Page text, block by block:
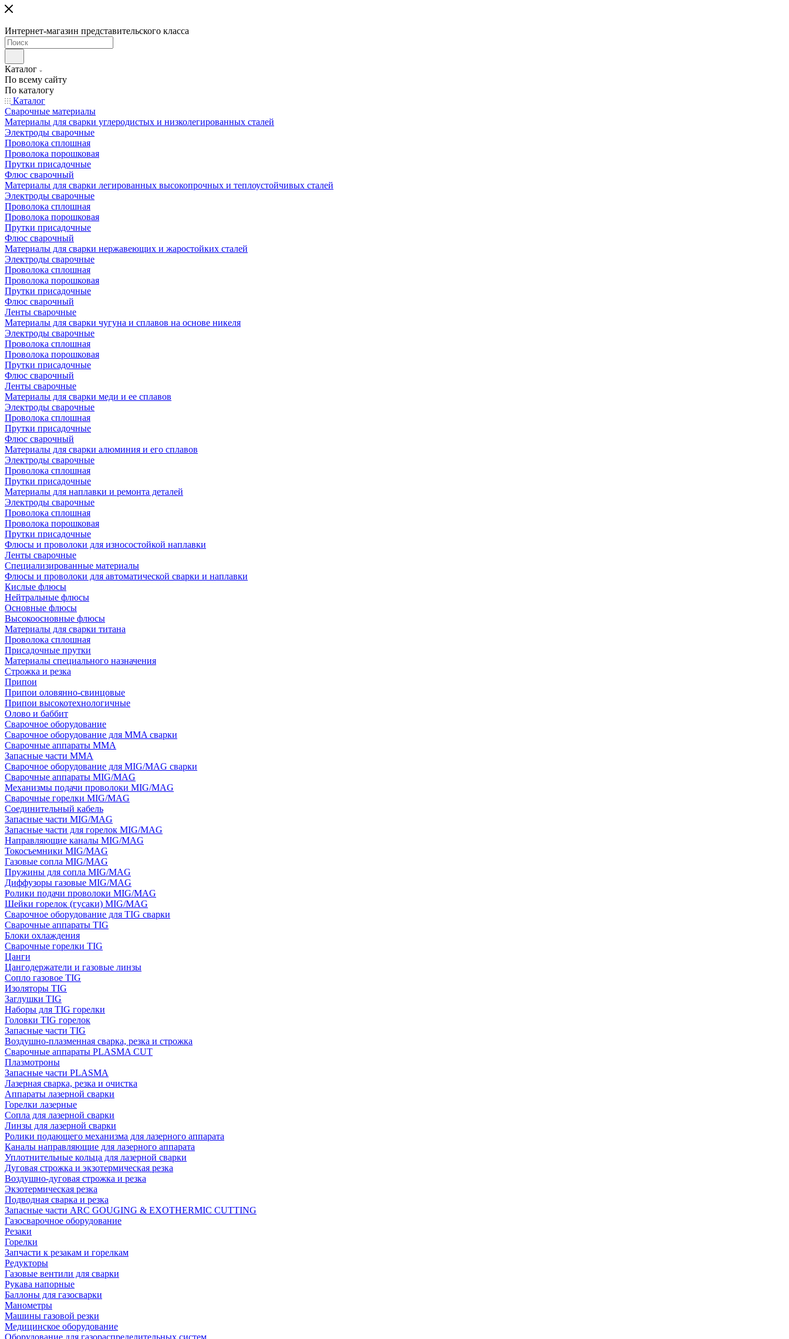
Интернет-магазин представительского класса
Каталог
По всему сайту
По каталогу
Каталог
Сварочные материалы
Материалы для сварки углеродистых и низколегированных сталей
Электроды сварочные
Проволока сплошная
Проволока порошковая
Прутки присадочные
Флюс сварочный
Материалы для сварки легированных высокопрочных и теплоустойчивых сталей
Электроды сварочные
Проволока сплошная
Проволока порошковая
Прутки присадочные
Флюс сварочный
Материалы для сварки нержавеющих и жаростойких сталей
Электроды сварочные
Проволока сплошная
Проволока порошковая
Прутки присадочные
Флюс сварочный
Ленты сварочные
Материалы для сварки чугуна и сплавов на основе никеля
Электроды сварочные
Проволока сплошная
Проволока порошковая
Прутки присадочные
Флюс сварочный
Ленты сварочные
Материалы для сварки меди и ее сплавов
Электроды сварочные
Проволока сплошная
Прутки присадочные
Флюс сварочный
Материалы для сварки алюминия и его сплавов
Электроды сварочные
Проволока сплошная
Прутки присадочные
Материалы для наплавки и ремонта деталей
Электроды сварочные
Проволока сплошная
Проволока порошковая
Прутки присадочные
Флюсы и проволоки для износостойкой наплавки
Ленты сварочные
Специализированные материалы
Флюсы и проволоки для автоматической сварки и наплавки
Кислые флюсы
Нейтральные флюсы
Основные флюсы
Высокоосновные флюсы
Материалы для сварки титана
Проволока сплошная
Присадочные прутки
Материалы специального назначения
Строжка и резка
Припои
Припои оловянно-свинцовые
Припои высокотехнологичные
Олово и баббит
Сварочное оборудование
Сварочное оборудование для MMA сварки
Сварочные аппараты MMA
Запасные части MMA
Сварочное оборудование для MIG/MAG сварки
Сварочные аппараты MIG/MAG
Механизмы подачи проволоки MIG/MAG
Сварочные горелки MIG/MAG
Соединительный кабель
Запасные части MIG/MAG
Запасные части для горелок MIG/MAG
Направляющие каналы MIG/MAG
Токосъемники MIG/MAG
Газовые сопла MIG/MAG
Пружины для сопла MIG/MAG
Диффузоры газовые MIG/MAG
Ролики подачи проволоки MIG/MAG
Шейки горелок (гусаки) MIG/MAG
Сварочное оборудование для TIG сварки
Сварочные аппараты TIG
Блоки охлаждения
Сварочные горелки TIG
Цанги
Цангодержатели и газовые линзы
Сопло газовое TIG
Изоляторы TIG
Заглушки TIG
Наборы для TIG горелки
Головки TIG горелок
Запасные части TIG
Воздушно-плазменная сварка, резка и строжка
Сварочные аппараты PLASMA CUT
Плазмотроны
Запасные части PLASMA
Лазерная сварка, резка и очистка
Аппараты лазерной сварки
Горелки лазерные
Сопла для лазерной сварки
Линзы для лазерной сварки
Ролики подающего механизма для лазерного аппарата
Каналы направляющие для лазерного аппарата
Уплотнительные кольца для лазерной сварки
Дуговая строжка и экзотермическая резка
Воздушно-дуговая строжка и резка
Экзотермическая резка
Подводная сварка и резка
Запасные части ARC GOUGING & EXOTHERMIC CUTTING
Газосварочное оборудование
Резаки
Горелки
Запчасти к резакам и горелкам
Редукторы
Газовые вентили для сварки
Рукава напорные
Баллоны для газосварки
Манометры
Машины газовой резки
Медицинское оборудование
Оборудование для газораспределительных систем